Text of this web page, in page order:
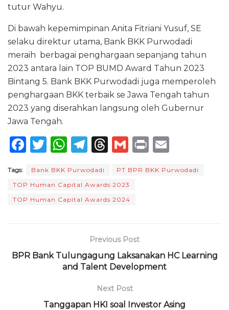
tutur Wahyu.
Di bawah kepemimpinan Anita Fitriani Yusuf, SE
selaku direktur utama, Bank BKK Purwodadi
meraih berbagai penghargaan sepanjang tahun
2023 antara lain TOP BUMD Award Tahun 2023
Bintang 5. Bank BKK Purwodadi juga memperoleh
penghargaan BKK terbaik se Jawa Tengah tahun
2023 yang diserahkan langsung oleh Gubernur
Jawa Tengah.
F
c
e
k
T
it
te
W
a
ts
A
T
e
g
T
re
a
G
ai
l
P
n ai
Tags: Bank BKK Purwodadi
PT BPR BKK Purwodadi
TOP Human Capital Awards 2023
TOP Human Capital Awards 2024
Previous Post
BPR Bank Tulungagung Laksanakan HC Learning
and Talent Development
Next Post
Tanggapan HKI soal Investor Asing